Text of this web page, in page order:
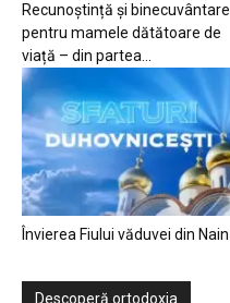
Recunoștință și binecuvântare
pentru mamele dătătoare de
viață – din partea...
Învierea Fiului văduvei din Nain
Descoperă ortodoxia